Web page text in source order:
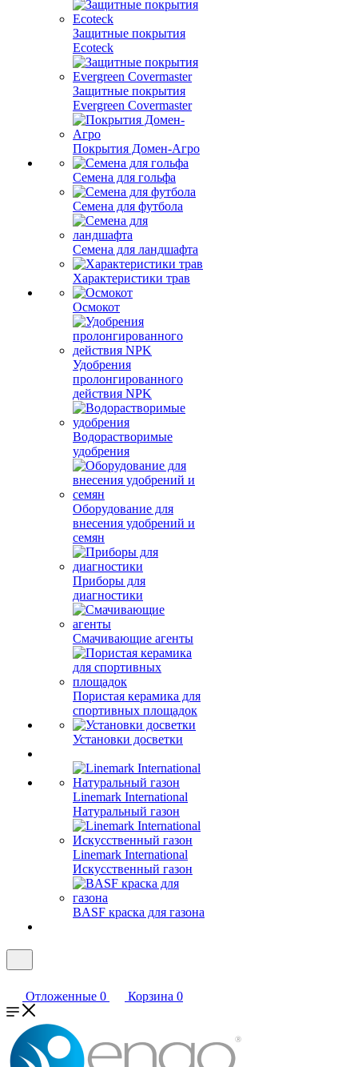
Защитные покрытия
Ecoteck
Защитные покрытия
Evergreen Covermaster
Покрытия Домен-Агро
Семена для гольфа
Семена для футбола
Семена для ландшафта
Характеристики трав
Осмокот
Удобрения
пролонгированного
действия NPK
Водорастворимые
удобрения
Оборудование для
внесения удобрений и
семян
Приборы для
диагностики
Смачивающие агенты
Пористая керамика для
спортивных площадок
Установки досветки
Linemark International
Натуральный газон
Linemark International
Искусственный газон
BASF краска для газона
Отложенные 0 Корзина 0